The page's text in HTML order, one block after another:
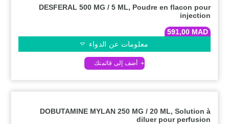
DESFERAL 500 MG / 5 ML, Poudre en flacon pour
injection
591,00 MAD
معلومات عن الدواء
DOBUTAMINE MYLAN 250 MG / 20 ML, Solution à
diluer pour perfusion